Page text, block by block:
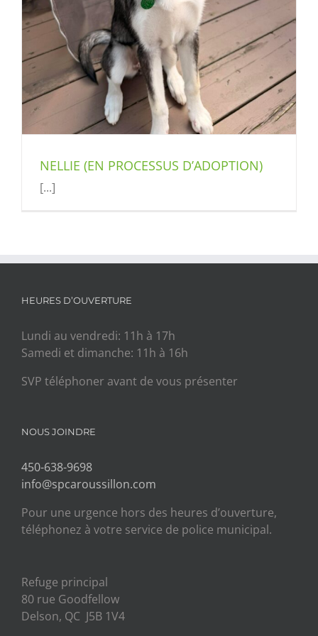
NELLIE (EN PROCESSUS D’ADOPTION)
[...]
HEURES D’OUVERTURE
Lundi au vendredi: 11h à 17h
Samedi et dimanche: 11h à 16h
SVP téléphoner avant de vous présenter
NOUS JOINDRE
450-638-9698
info@spcaroussillon.com
Pour une urgence hors des heures d’ouverture,
téléphonez à votre service de police municipal.
Refuge principal
80 rue Goodfellow
Delson, QC J5B 1V4